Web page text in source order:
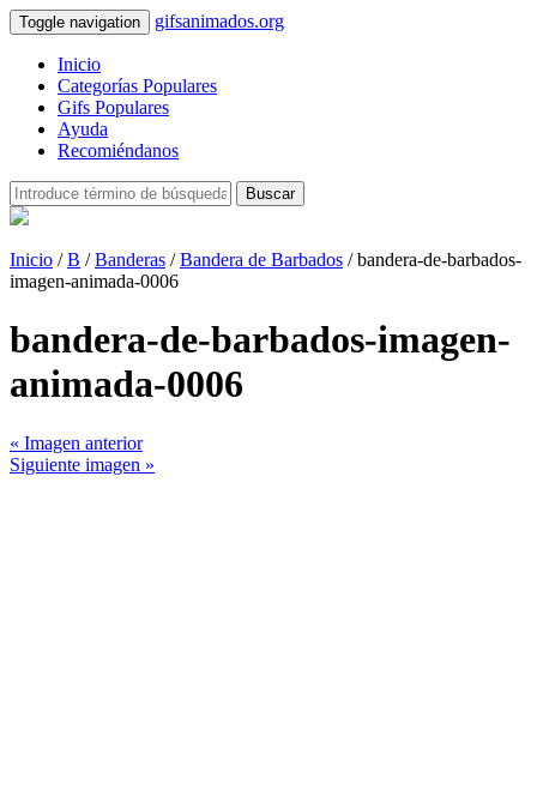
Toggle navigation gifsanimados.org
Inicio
Categorías Populares
Gifs Populares
Ayuda
Recomiéndanos
Buscar
Inicio /B /Banderas /Bandera de Barbados / bandera-de-barbados-
imagen-animada-0006
bandera-de-barbados-imagen-
animada-0006
« Imagen anterior
Siguiente imagen »